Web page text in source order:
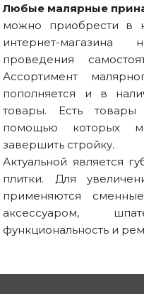
Любые малярные
можно приобрести в
интернет-
проведения
Ассортимент
пополняется и в
товары. Есть
помощью которых
завершить стройку.
Актуальной является
плитки. Для
применяются
аксессуаром,
функциональность и